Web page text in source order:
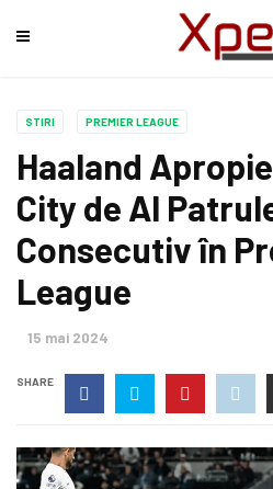
STIRI PREMIER LEAGUE
Haaland
City de Al
Consecutiv în
League
15 mai 2024
SHARE